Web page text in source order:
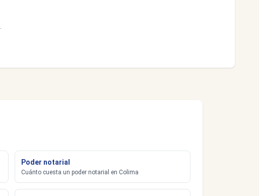
Poder notarial
Cuánto cuesta un poder notarial en Colima